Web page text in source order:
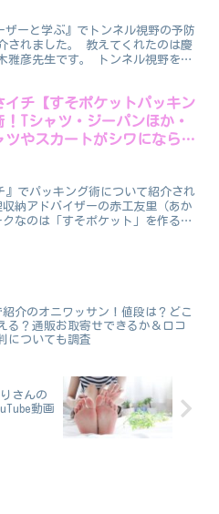
ザーと学ぶ』でトンネル視野の予防
されました。 教えてくれたのは慶
雅彦先生です。 トンネル視野を予
イチ【すそポケットパッキン
！Tシャツ・ジーパンほか・
ツやスカートがシワにならな
』でパッキング術について紹介され
納アドバイザーの赤工友里（あか
なのは「すそポケット」を作るや
紹介のオニワッサン！値段は？どこ
る？通販お取寄せできるか＆口コ
についても調査
さんの
動画